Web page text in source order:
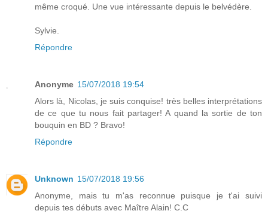
même croqué. Une vue intéressante depuis le belvédère.
Sylvie.
Répondre
Anonyme 15/07/2018 19:54
Alors là, Nicolas, je suis conquise! très belles interprétations
de ce que tu nous fait partager! A quand la sortie de ton
bouquin en BD ? Bravo!
Répondre
Unknown 15/07/2018 19:56
Anonyme, mais tu m'as reconnue puisque je t'ai suivi
depuis tes débuts avec Maître Alain! C.C